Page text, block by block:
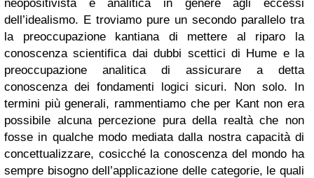
neopositivista e analitica in genere agli eccessi
dell’idealismo. E troviamo pure un secondo parallelo tra
la preoccupazione kantiana di mettere al riparo la
conoscenza scientifica dai dubbi scettici di Hume e la
preoccupazione analitica di assicurare a detta
conoscenza dei fondamenti logici sicuri. Non solo. In
termini più generali, rammentiamo che per Kant non era
possibile alcuna percezione pura della realtà che non
fosse in qualche modo mediata dalla nostra capacità di
concettualizzare, cosicché la conoscenza del mondo ha
sempre bisogno dell’applicazione delle categorie, le quali